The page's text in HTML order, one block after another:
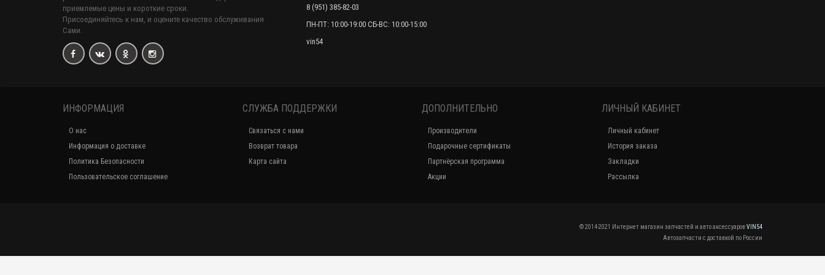
приемлемые цены и короткие сроки.
Присоединяйтесь к нам, и оцените качество обслуживания
Сами.
8 (951) 385-82-03
ПН-ПТ: 10:00-19:00 СБ-ВС: 10:00-15:00
vin54
ИНФОРМАЦИЯ
О нас
Информация о доставке
Политика Безопасности
Пользовательское соглашение
СЛУЖБА ПОДДЕРЖКИ
Связаться с нами
Возврат товара
Карта сайта
ДОПОЛНИТЕЛЬНО
Производители
Подарочные сертификаты
Партнёрская программа
Акции
ЛИЧНЫЙ КАБИНЕТ
Личный кабинет
История заказа
Закладки
Рассылка
© 2014-2021 Интернет магазин запчастей и авто аксессуаровVIN54
Автозапчасти с доставкой по России